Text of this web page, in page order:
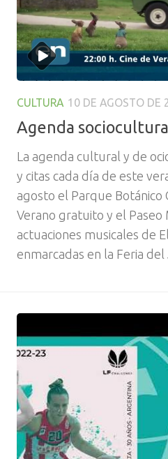
CULTURA 10 DE AGOSTO DE
Agenda
La agenda cultural y de
y citas cada día de este
agosto el Parque Botánico
Verano gratuito y el Paseo
actuaciones musicales de
enmarcadas en la Feria del